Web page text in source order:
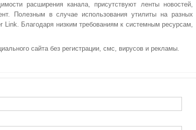
расширения канала, присутствуют ленты новостей,
Полезным в случае использования утилиты на разных
Link. Благодаря низким требованиям к системным ресурсам,
сайта без регистрации, смс, вирусов и рекламы.